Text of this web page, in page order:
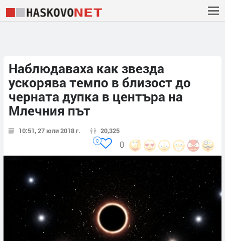
Наблюдаваха как звезда
ускорява темпо в близост до
черната дупка в центъра на
Млечния път
10:51, 27 юли 2018 г. 20,325
0
0